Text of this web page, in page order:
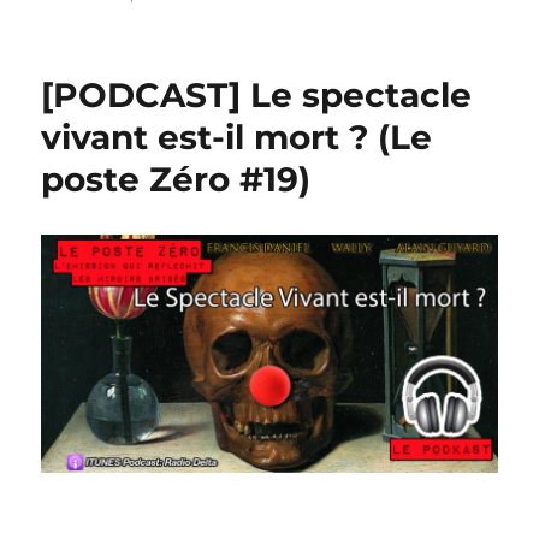
[PODCAST] Le spectacle
vivant est-il mort ? (Le
poste Zéro #19)